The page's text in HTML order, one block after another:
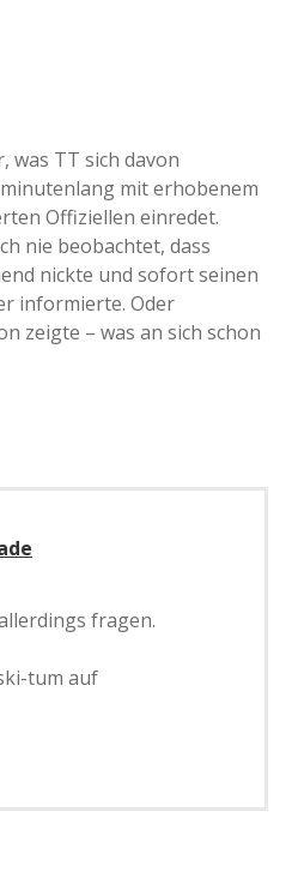
was TT sich davon
mit erhobenem
Offiziellen einredet.
nie beobachtet, dass
nickte und sofort seinen
informierte. Oder
zeigte – was an sich schon
fragen.
tum auf